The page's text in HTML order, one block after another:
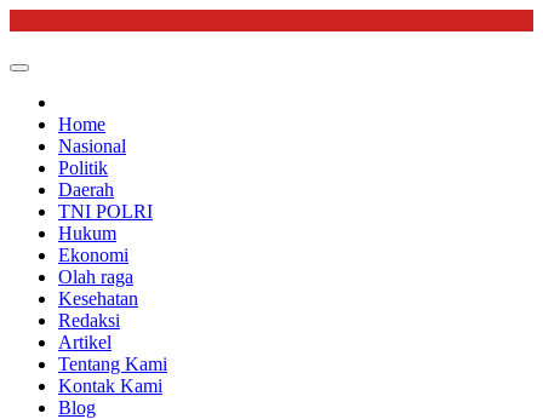
content
Home
Nasional
Politik
Daerah
TNI POLRI
Hukum
Ekonomi
Olah raga
Kesehatan
Redaksi
Artikel
Tentang Kami
Kontak Kami
Blog